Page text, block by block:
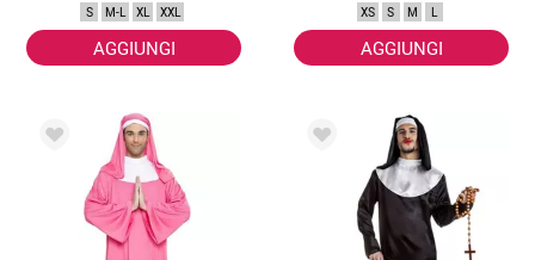
S M-L XL XXL
AGGIUNGI
XS S M L
AGGIUNGI